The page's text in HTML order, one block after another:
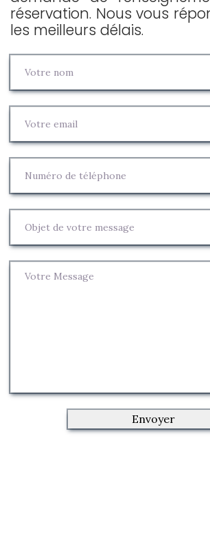
réservation. Nous vous
les meilleurs délais.
Envoyer